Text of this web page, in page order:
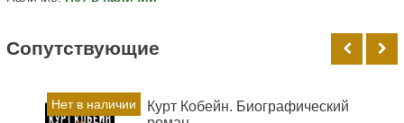
Cопутствующие
Нет в наличии
Курт Кобейн. Биографический